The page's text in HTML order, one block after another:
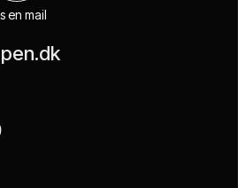
en mail